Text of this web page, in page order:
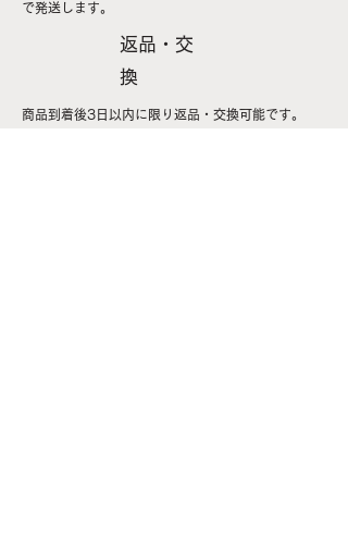
で発送します。
返品・交
換
商品到着後3日以内に限り返品・交換可能です。